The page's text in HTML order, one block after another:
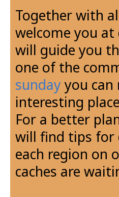
Together with
welcome you
will guide you
one of the
sundayyou can
interesting
For a better
will find tips for
each region on
caches are